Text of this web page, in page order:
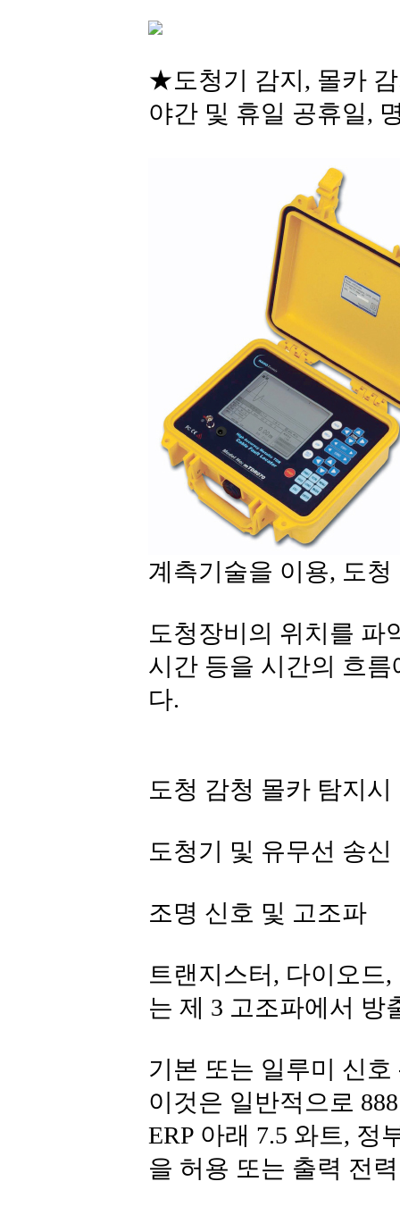
★도청기 감지, 몰카
야간 및 휴일 공휴일,
계측기술을 이용, 도
도청장비의 위치를 파
시간 등을 시간의 흐
다.
도청 감청 몰카 탐지
도청기 및 유무선 송
조명 신호 및 고조파
트랜지스터, 다이오드
는 제 3 고조파에서 방
기본 또는 일루미 신
이것은 일반적으로
ERP 아래 7.5 와트,
을 허용 또는 출력 전